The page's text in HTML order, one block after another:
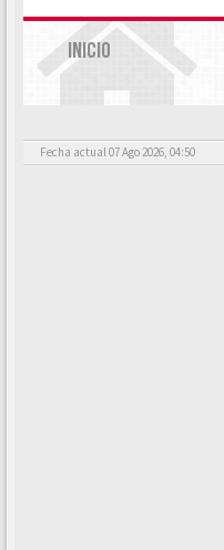
INICIO
Fecha actual 07 Ago 2026, 04:50